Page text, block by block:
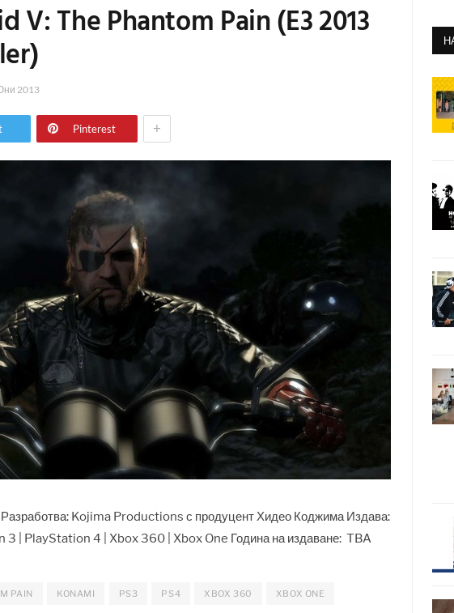
V: The Phantom Pain (E3 2013
2013
Pinterest +
Kojima Productions с продуцент Хидео Коджима Издава:
| PlayStation 4 | Xbox 360 | Xbox One Година на издаване: TBA
PAIN KONAMI PS3 PS4 XBOX 360 XBOX ONE